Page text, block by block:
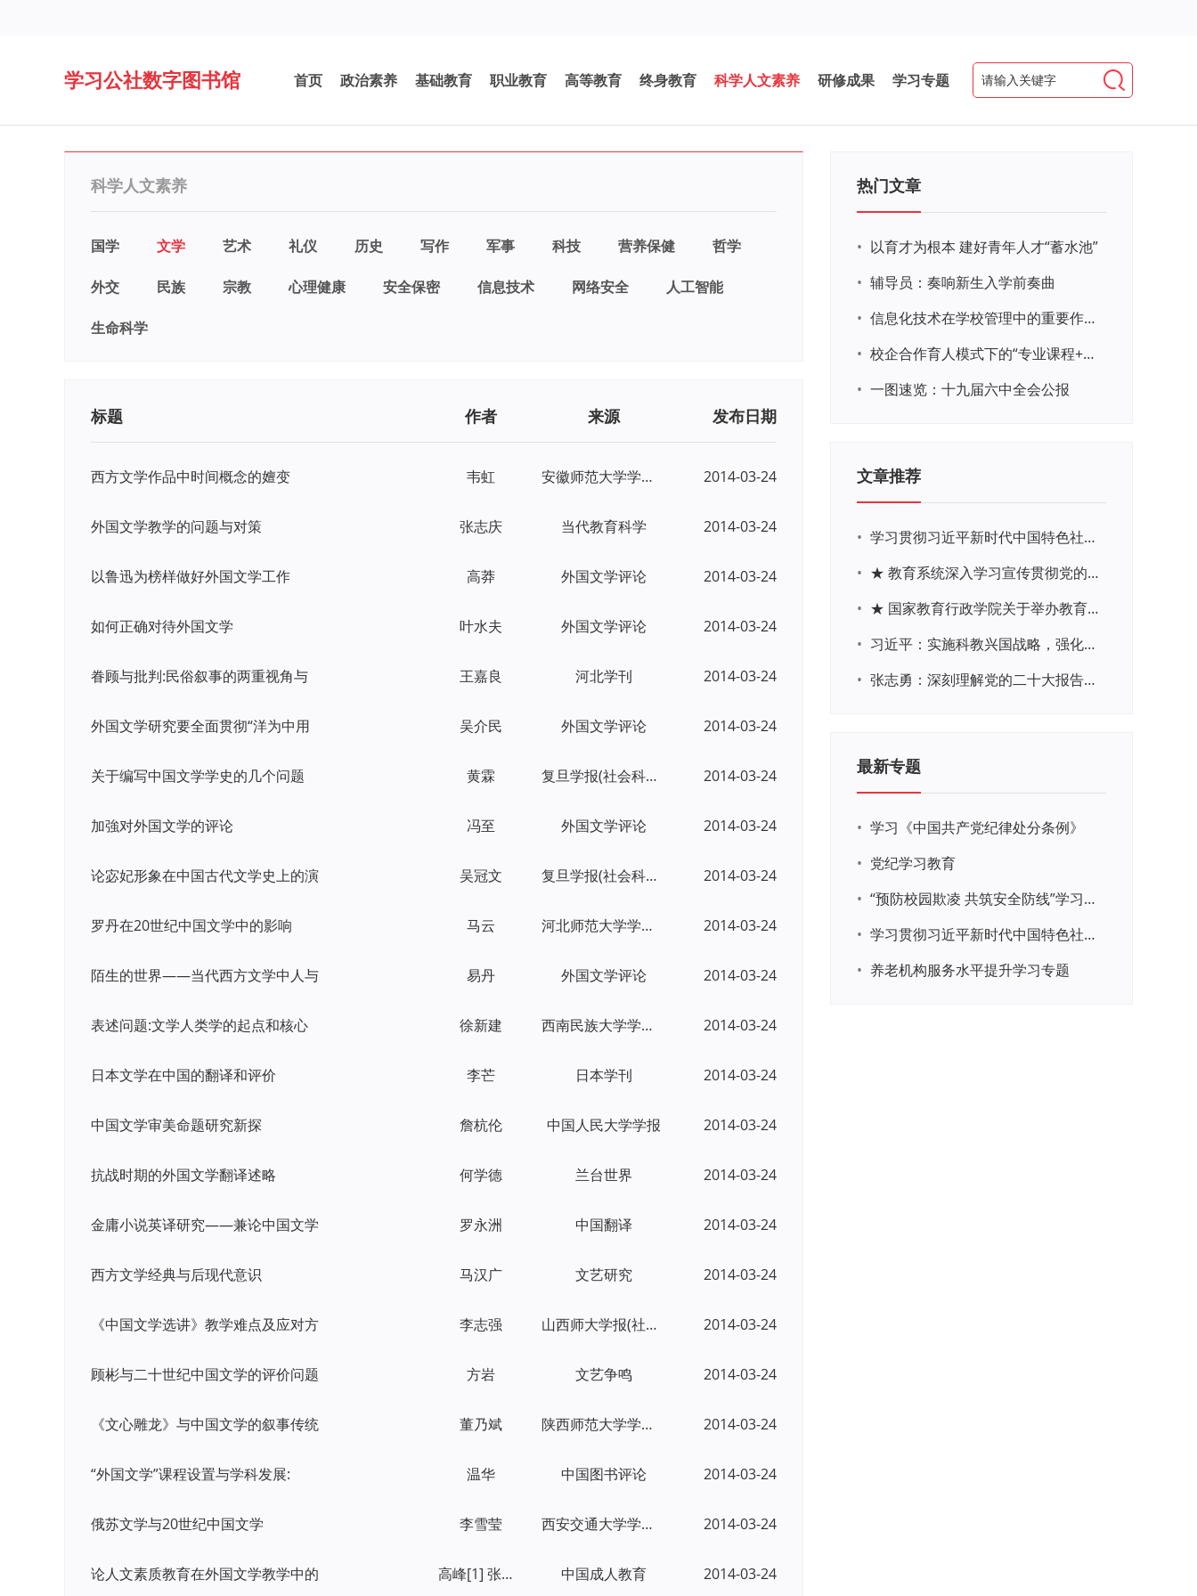
学习公社数字图书馆 首页 政治素养 基础教育 职业教育 高等教育 终身教育 科学人文素养 研修成果 学习专题
科学人文素养
国学 文学 艺术 礼仪 历史 写作 军事 科技 营养保健 哲学
外交 民族 宗教 心理健康 安全保密 信息技术 网络安全 人工智能
生命科学
标题 作者 来源 发布日期
西方文学作品中时间概念的嬗变 韦虹 安徽师范大学学报(人文社会科学版) 2014-03-24
外国文学教学的问题与对策 张志庆 当代教育科学 2014-03-24
以鲁迅为榜样做好外国文学工作 高莽 外国文学评论 2014-03-24
如何正确对待外国文学 叶水夫 外国文学评论 2014-03-24
眷顾与批判:民俗叙事的两重视角与 王嘉良 河北学刊 2014-03-24
外国文学研究要全面贯彻“洋为中用 吴介民 外国文学评论 2014-03-24
关于编写中国文学学史的几个问题 黄霖 复旦学报(社会科学版) 2014-03-24
加強对外国文学的评论 冯至 外国文学评论 2014-03-24
论宓妃形象在中国古代文学史上的演 吴冠文 复旦学报(社会科学版) 2014-03-24
罗丹在20世纪中国文学中的影响 马云 河北师范大学学报(哲学社会科学版) 2014-03-24
陌生的世界——当代西方文学中人与 易丹 外国文学评论 2014-03-24
表述问题:文学人类学的起点和核心 徐新建 西南民族大学学报(人文社会科学版) 2014-03-24
日本文学在中国的翻译和评价 李芒 日本学刊 2014-03-24
中国文学审美命题研究新探 詹杭伦 中国人民大学学报 2014-03-24
抗战时期的外国文学翻译述略 何学德 兰台世界 2014-03-24
金庸小说英译研究——兼论中国文学 罗永洲 中国翻译 2014-03-24
西方文学经典与后现代意识 马汉广 文艺研究 2014-03-24
《中国文学选讲》教学难点及应对方 李志强 山西师大学报(社会科学版) 2014-03-24
顾彬与二十世纪中国文学的评价问题 方岩 文艺争鸣 2014-03-24
《文心雕龙》与中国文学的叙事传统 董乃斌 陕西师范大学学报(哲学社会科学版) 2014-03-24
“外国文学”课程设置与学科发展: 温华 中国图书评论 2014-03-24
俄苏文学与20世纪中国文学 李雪莹 西安交通大学学报(社会科学版) 2014-03-24
论人文素质教育在外国文学教学中的 高峰[1] 张岩[2] 中国成人教育 2014-03-24
热门文章
• 以育才为根本 建好青年人才“蓄水池”
• 辅导员：奏响新生入学前奏曲
•
信息化技术在学校管理中的重要作用 ——以贵州省威宁民族中学和校园使用等为例
•
校企合作育人模式下的“专业课程+思政教育+党建活动”交叉融合的课程思政教学探索与实践
• 一图速览：十九届六中全会公报
文章推荐
•
学习贯彻习近平新时代中国特色社会主义思想主题教育网络培训
•
★ 教育系统深入学习宣传贯彻党的二十大精神学习专题
•
★ 国家教育行政学院关于举办教育系统深入学习宣传贯彻党的二十大精神专题网络培训的通知
•
习近平：实施科教兴国战略，强化现代化建设人才支撑
•
张志勇：深刻理解党的二十大报告关于教育的新思想、新战略、新要求
最新专题
• 学习《中国共产党纪律处分条例》
• 党纪学习教育
•
“预防校园欺凌 共筑安全防线”学习专题
•
学习贯彻习近平新时代中国特色社会主义思想主题教育
• 养老机构服务水平提升学习专题